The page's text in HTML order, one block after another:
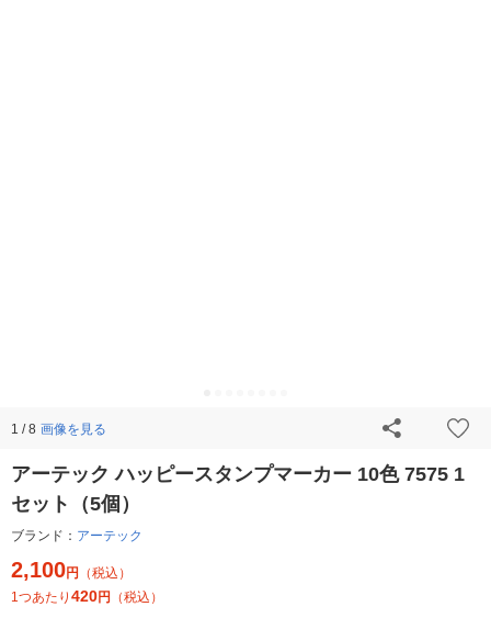
1 / 8 画像を見る
アーテック ハッピースタンプマーカー 10色 7575 1
セット（5個）
ブランド： アーテック
2,100円
（税込）
1つあたり 420円 （税込）